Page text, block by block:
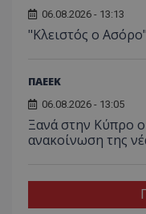
06.08.2026 - 13:13
"Κλειστός ο Ασόρο"
ΠΑΕΕΚ
06.08.2026 - 13:05
Ξανά στην Κύπρο
ανακοίνωση της